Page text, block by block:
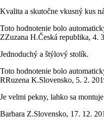
Kvalita a skutočne vkusný kus
Toto hodnotenie bolo
ZZuzana H.Česká republika, 4.
Jednoduchý a štýlový stolík.
Toto hodnotenie bolo
RRuzena K.Slovensko, 5. 2.
Je velmi pekny, lahko sa montuje
Barbara Z.Slovensko, 17. 12.